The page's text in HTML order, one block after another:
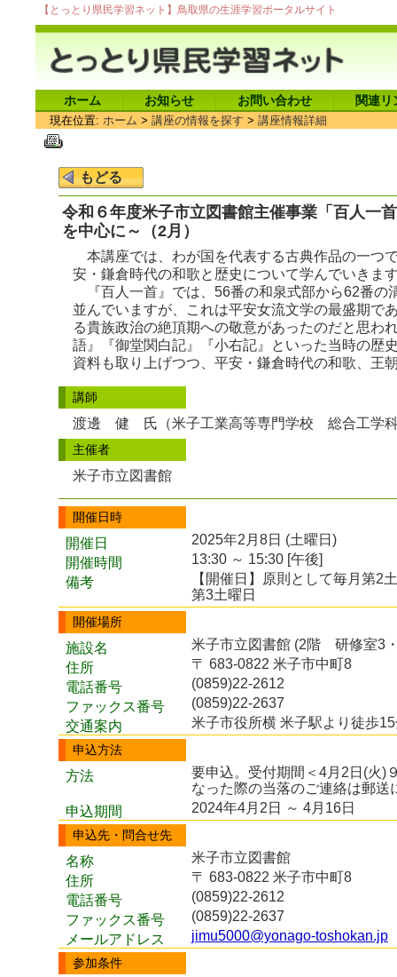
【とっとり県民学習ネット】鳥取県の生涯学習ポータルサイト
ホーム お知らせ お問い合わせ 関連リ
現在位置: ホーム > 講座の情報を探す > 講座情報詳細
令和６年度米子市立図書館主催事業「百人一
を中心に～（2月）
本講座では、わが国を代表する古典作品の一つ
安・鎌倉時代の和歌と歴史について学んでいきま
『百人一首』では、56番の和泉式部から62番の
並んでいますが、これは平安女流文学の最盛期で
る貴族政治の絶頂期への敬意があったのだと思わ
語』『御堂関白記』『小右記』といった当時の歴
資料も取り上げつつ、平安・鎌倉時代の和歌、王
講師
渡邊 健 氏（米子工業高等専門学校 総合工学
主催者
米子市立図書館
開催日時
開催日
2025年2月8日 (土曜日)
開催時間
13:30 ～ 15:30 [午後]
備考
【開催日】原則として毎月第
第3土曜日
開催場所
施設名
米子市立図書館 (2階 研修室3
住所
〒 683-0822 米子市中町8
電話番号
(0859)22-2612
ファックス番号
(0859)22-2637
交通案内
米子市役所横 米子駅より徒歩
申込方法
方法
要申込。受付期間＜4月2日(火)
なった際の当落のご連絡は郵
申込期間
2024年4月2日 ～ 4月16日
申込先・問合せ先
名称
米子市立図書館
住所
〒 683-0822 米子市中町8
電話番号
(0859)22-2612
ファックス番号
(0859)22-2637
メールアドレス
jimu5000@yonago-toshokan.jp
参加条件